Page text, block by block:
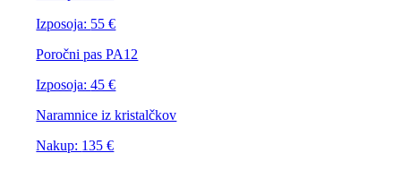
Izposoja: 55 €
Poročni pas PA12
Izposoja:45 €
Naramnice iz kristalčkov
Nakup: 135 €